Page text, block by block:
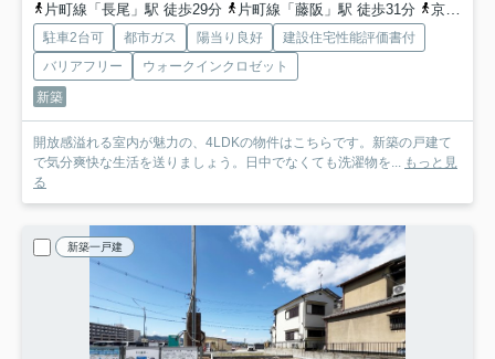
片町線「長尾」駅 徒歩29分
片町線「藤阪」駅 徒歩31分 京阪本線「牧野」駅 徒歩47分
駐車2台可 都市ガス 陽当り良好
建設住宅性能評価書付
バリアフリー
ウォークインクロゼット
新築
開放感溢れる室内が魅力の、4LDKの物件はこちらです。新築の戸建て
で気分爽快な生活を送りましょう。日中でなくても洗濯物を...
もっと見
る
新築一戸建